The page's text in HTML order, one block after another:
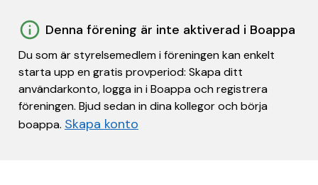
Denna förening är inte aktiverad i Boappa
Du som är styrelsemedlem i föreningen kan enkelt
starta upp en gratis provperiod: Skapa ditt
användarkonto, logga in i Boappa och registrera
föreningen. Bjud sedan in dina kollegor och börja
boappa. Skapa konto